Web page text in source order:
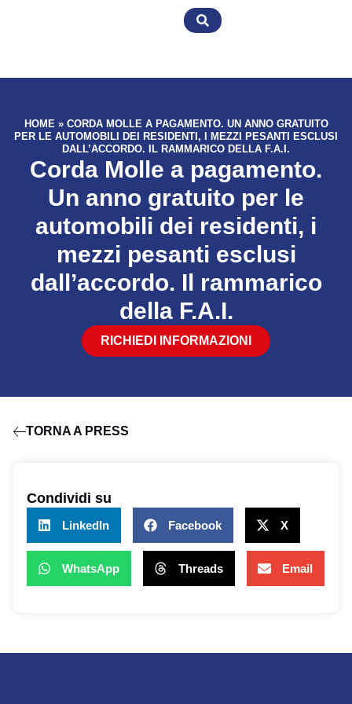
HOME » CORDA MOLLE A PAGAMENTO. UN ANNO GRATUITO
PER LE AUTOMOBILI DEI RESIDENTI, I MEZZI PESANTI ESCLUSI
DALL’ACCORDO. IL RAMMARICO DELLA F.A.I.
Corda Molle a pagamento.
Un anno gratuito per le
automobili dei residenti, i
mezzi pesanti esclusi
dall’accordo. Il rammarico
della F.A.I.
RICHIEDI INFORMAZIONI
TORNA A PRESS
Condividi su
LinkedIn Facebook X
WhatsApp Threads Email